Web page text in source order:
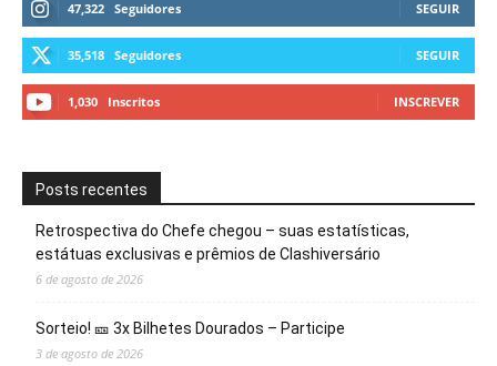
47,322 Seguidores SEGUIR
35,518 Seguidores SEGUIR
1,030 Inscritos INSCREVER
Posts recentes
Retrospectiva do Chefe chegou – suas estatísticas,
estátuas exclusivas e prêmios de Clashiversário
6 de agosto de 2026
Sorteio! 🎫 3x Bilhetes Dourados – Participe
3 de agosto de 2026